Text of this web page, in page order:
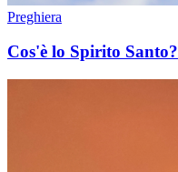
Preghiera
Cos'è lo Spirito Santo?